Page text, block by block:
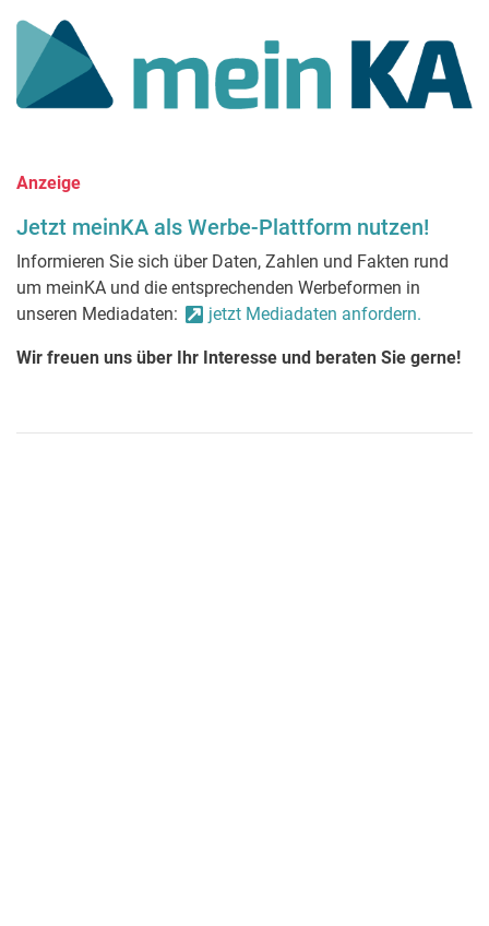
Anzeige
Jetzt meinKA als Werbe-Plattform nutzen!
Informieren Sie sich über Daten, Zahlen und Fakten rund
um meinKA und die entsprechenden Werbeformen in
unseren Mediadaten:
jetzt Mediadaten anfordern.
Wir freuen uns über Ihr Interesse und beraten Sie gerne!